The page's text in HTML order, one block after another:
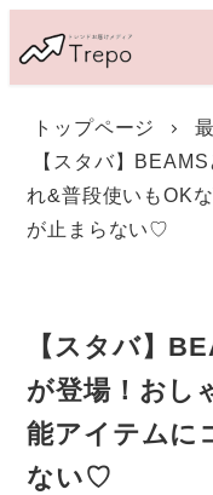
イ
トップページ
【スタバ】
れ&普段使いもOK
が止まらない♡
【スタバ】
が登場！おし
能アイテムに
ない♡